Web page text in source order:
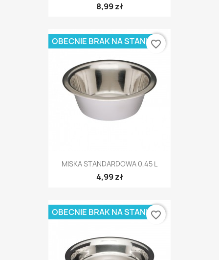
8,99 zł
MISKA STANDARDOWA 0,45 L
4,99 zł
OBECNIE BRAK NA STANIEfavorite_border
OBECNIE BRAK NA STANIEfavorite_border